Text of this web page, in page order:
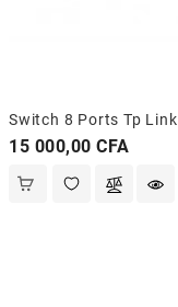
Switch 8 Ports Tp Link
Prix
15 000,00 CFA